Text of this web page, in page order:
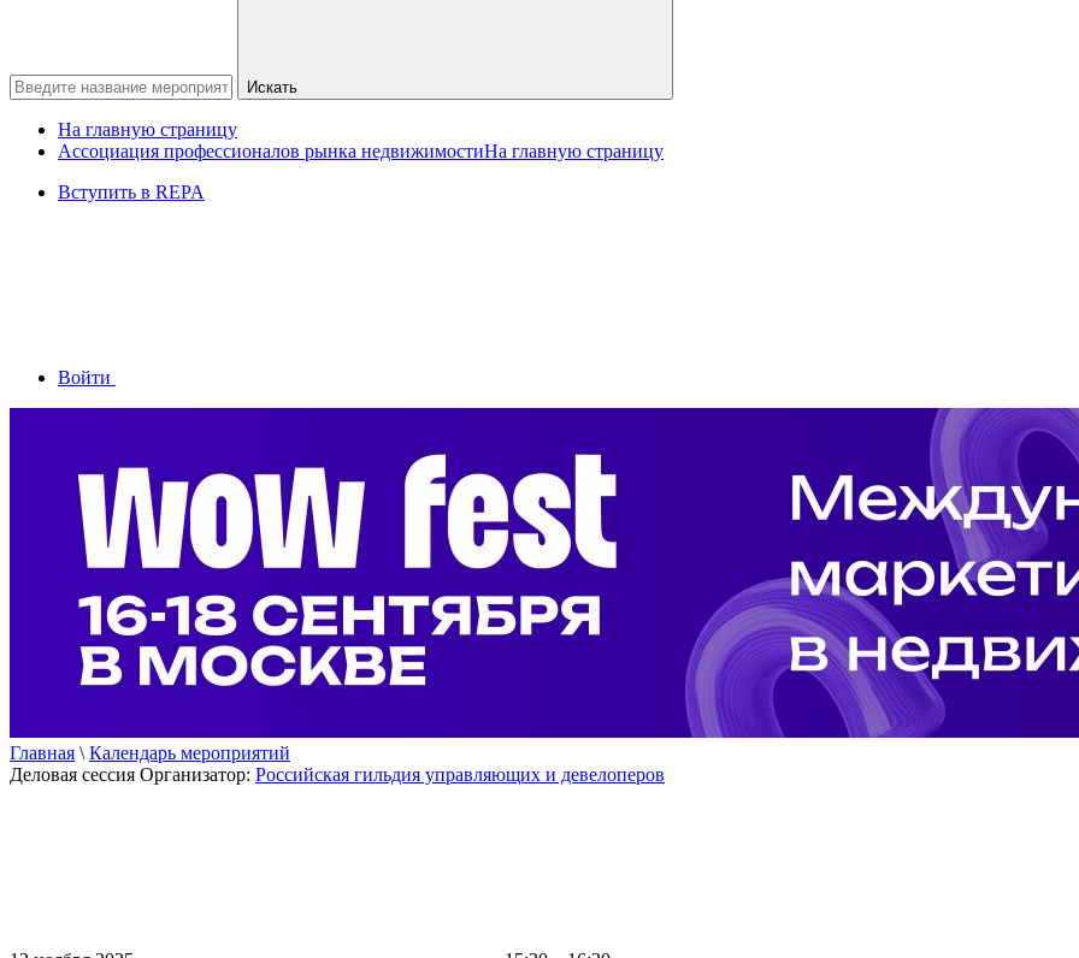
Искать
На главную страницу
Ассоциация профессионалов рынка недвижимостиНа главную страницу
Вступить в REPA
Войти
Главная \ Календарь мероприятий
Деловая сессия Организатор: Российская гильдия управляющих и девелоперов